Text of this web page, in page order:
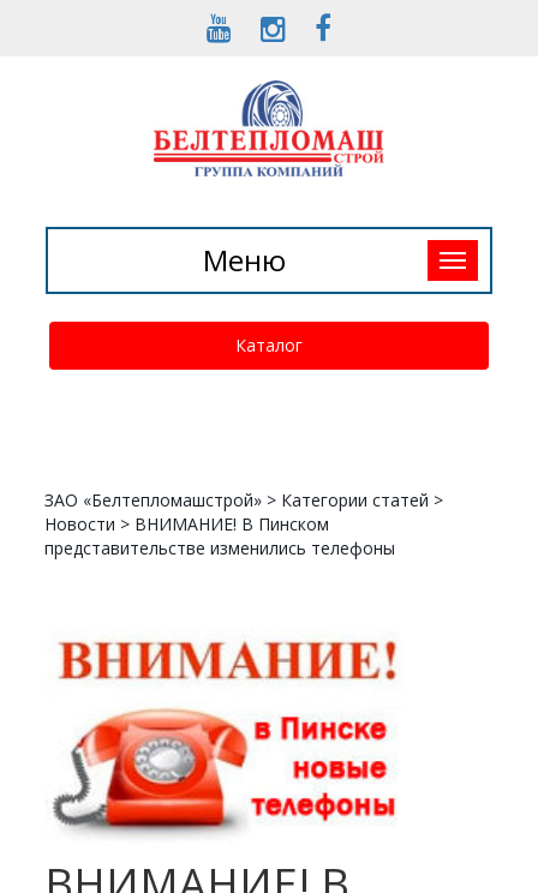
Toggle
navigation
Меню
Каталог
ЗАО «Белтепломашстрой» > Категории статей >
Новости > ВНИМАНИЕ! В Пинском
представительстве изменились телефоны